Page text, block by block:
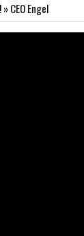
»CEO Engel